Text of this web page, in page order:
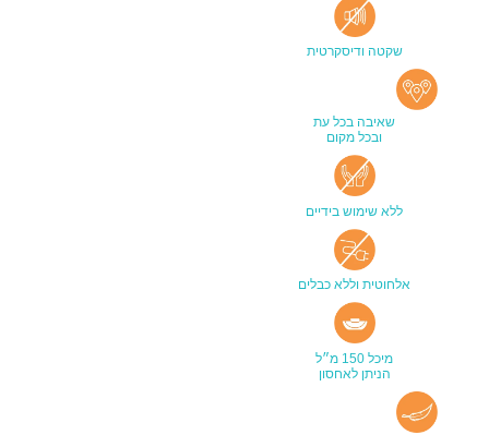
שקטה ודיסקרטית
שאיבה בכל עת
ובכל מקום
ללא שימוש בידיים
אלחוטית וללא כבלים
מיכל 150 מ״ל
הניתן לאחסון